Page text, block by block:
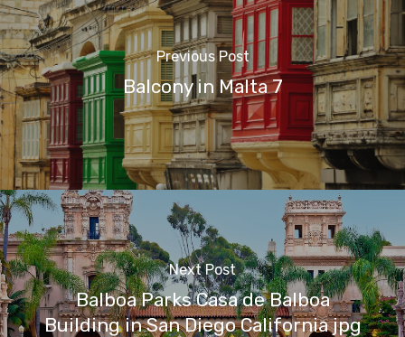
Previous Post
Balcony in Malta 7
Next Post
Balboa Parks Casa de Balboa
Building in San Diego California jpg